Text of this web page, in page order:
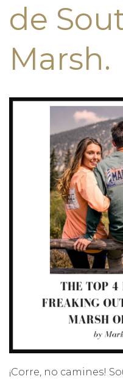
de
Marsh.
¡Corre, no camines!